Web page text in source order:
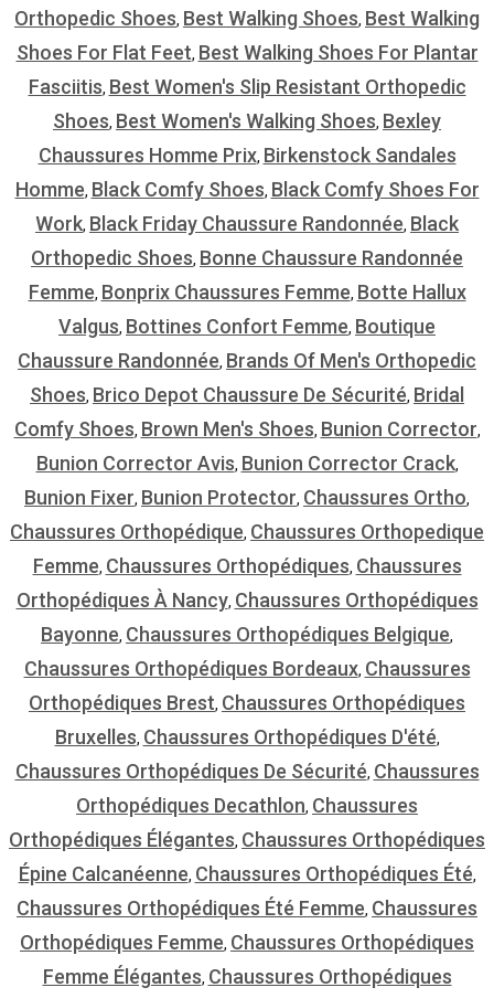
Orthopedic Shoes, Best Walking Shoes, Best Walking
Shoes For Flat Feet, Best Walking Shoes For Plantar
Fasciitis, Best Women's Slip Resistant Orthopedic
Shoes, Best Women's Walking Shoes, Bexley
Chaussures Homme Prix, Birkenstock Sandales
Homme, Black Comfy Shoes, Black Comfy Shoes For
Work, Black Friday Chaussure Randonnée, Black
Orthopedic Shoes, Bonne Chaussure Randonnée
Femme, Bonprix Chaussures Femme, Botte Hallux
Valgus, Bottines Confort Femme, Boutique
Chaussure Randonnée, Brands Of Men's Orthopedic
Shoes, Brico Depot Chaussure De Sécurité, Bridal
Comfy Shoes, Brown Men's Shoes, Bunion Corrector,
Bunion Corrector Avis, Bunion Corrector Crack,
Bunion Fixer, Bunion Protector, Chaussures Ortho,
Chaussures Orthopédique, Chaussures Orthopedique
Femme, Chaussures Orthopédiques, Chaussures
Orthopédiques À Nancy, Chaussures Orthopédiques
Bayonne, Chaussures Orthopédiques Belgique,
Chaussures Orthopédiques Bordeaux, Chaussures
Orthopédiques Brest, Chaussures Orthopédiques
Bruxelles, Chaussures Orthopédiques D'été,
Chaussures Orthopédiques De Sécurité, Chaussures
Orthopédiques Decathlon, Chaussures
Orthopédiques Élégantes, Chaussures Orthopédiques
Épine Calcanéenne, Chaussures Orthopédiques Été,
Chaussures Orthopédiques Été Femme, Chaussures
Orthopédiques Femme, Chaussures Orthopédiques
Femme Élégantes, Chaussures Orthopédiques